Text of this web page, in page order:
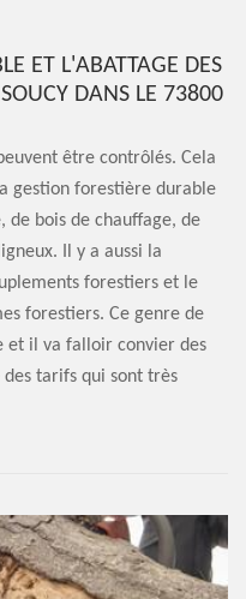
ET L'ABATTAGE DES
DANS LE 73800
être contrôlés. Cela
gestion forestière durable
bois de chauffage, de
Il y a aussi la
forestiers et le
forestiers. Ce genre de
il va falloir convier des
tarifs qui sont très